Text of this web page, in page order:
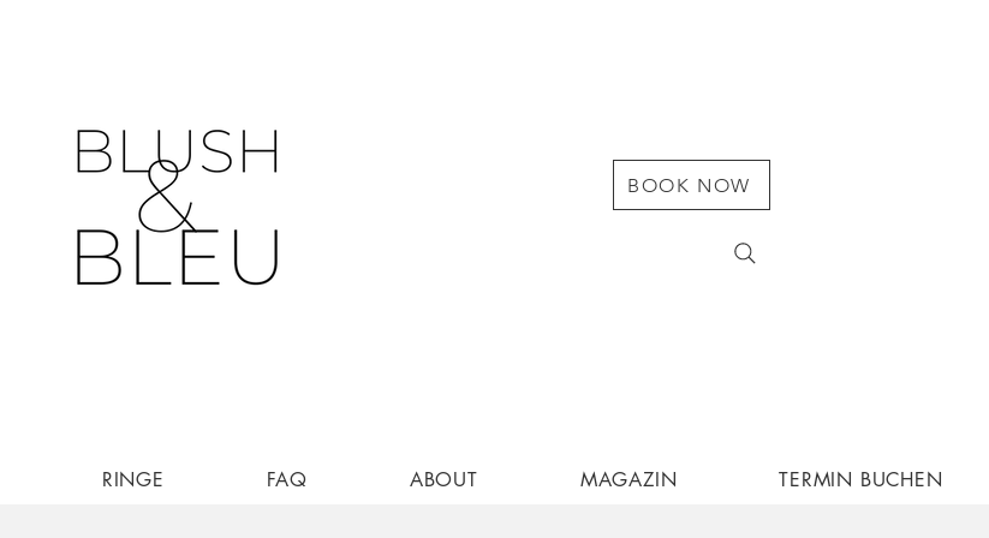
BOOK NOW
RINGE FAQ ABOUT MAGAZIN TERMIN BUCHEN